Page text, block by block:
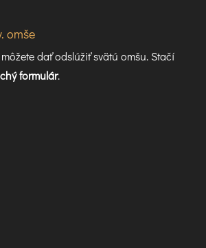
omše
dať odslúžiť svätú omšu. Stačí
formulár.